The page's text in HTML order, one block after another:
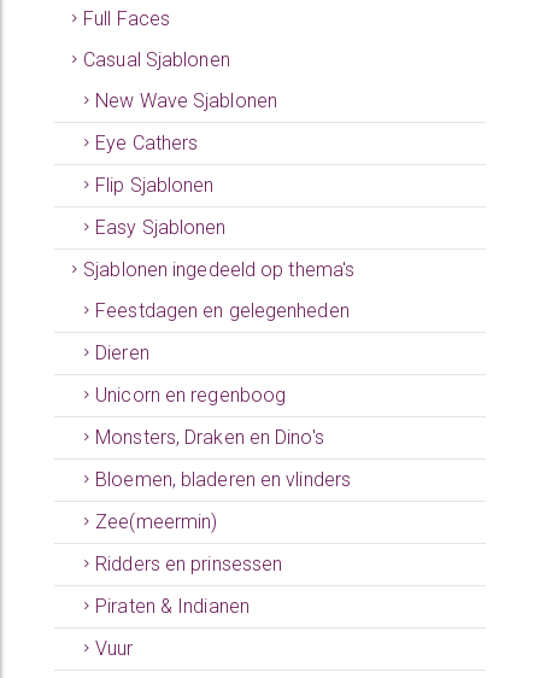
Full Faces
Casual Sjablonen
New Wave Sjablonen
Eye Cathers
Flip Sjablonen
Easy Sjablonen
Sjablonen ingedeeld op thema's
Feestdagen en gelegenheden
Dieren
Unicorn en regenboog
Monsters, Draken en Dino's
Bloemen, bladeren en vlinders
Zee(meermin)
Ridders en prinsessen
Piraten & Indianen
Vuur